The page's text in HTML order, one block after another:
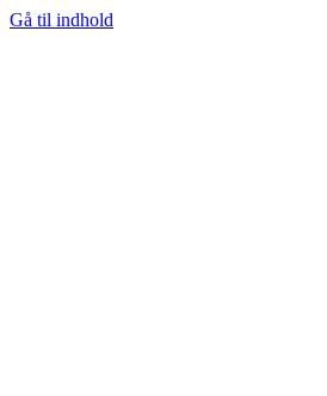
Gå til indhold